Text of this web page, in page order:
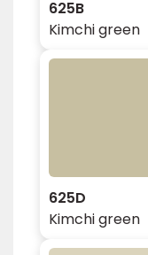
625B
Kimchi green
625D
Kimchi green